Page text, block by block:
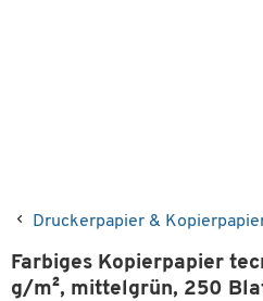
Druckerpapier &
Farbiges Kopierpapier
g/m², mittelgrün, 250